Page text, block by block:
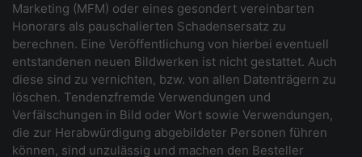
Marketing (MFM) oder eines gesondert vereinbarten
Honorars als pauschalierten Schadensersatz zu
berechnen. Eine Veröffentlichung von hierbei eventuell
entstandenen neuen Bildwerken ist nicht gestattet. Auch
diese sind zu vernichten, bzw. von allen Datenträgern zu
löschen. Tendenzfremde Verwendungen und
Verfälschungen in Bild oder Wort sowie Verwendungen,
die zur Herabwürdigung abgebildeter Personen führen
können, sind unzulässig und machen den Besteller